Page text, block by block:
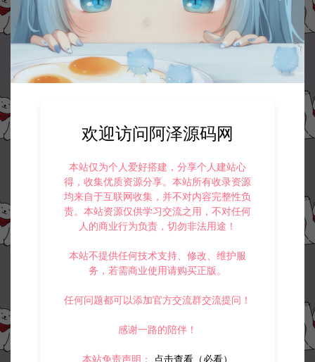
欢迎访问阿泽源码网
本站仅为个人爱好搭建，分享个人建站心
得，收集优质资源分享。本站所有收录资源
均来自于互联网收集，并不对内容完整性负
责。本站资源仅供学习交流之用，不对任何
人的商业行为负责，切勿非法用途！
本站不提供任何技术支持、修改、维护服
务，若需商业使用请购买正版。
任何问题都可以添加官方交流群交流提问！
感谢一路的陪伴！
本站免责声明： 点击查看（必看）